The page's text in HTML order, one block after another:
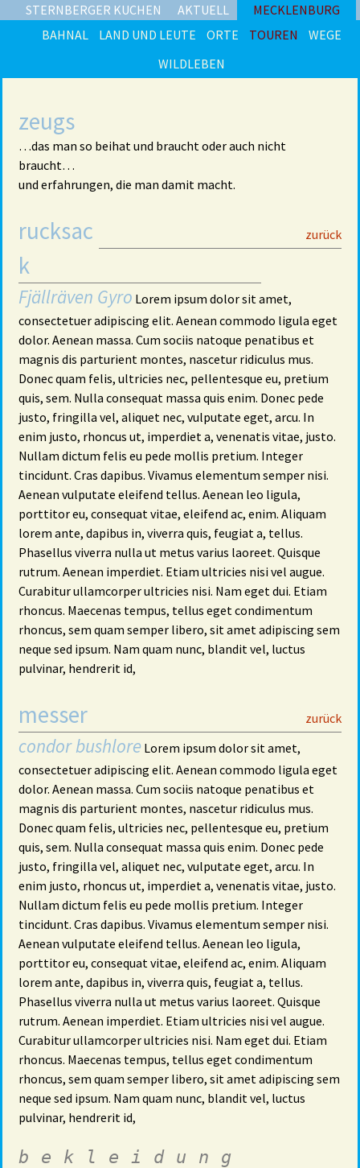
STERNBERGER KUCHEN AKTUELL
MECKLENBURG
BAHNAL
LAND UND LEUTE ORTE TOUREN
WEGE
WILDLEBEN
zeugs
…das man so beihat und braucht oder auch nicht
braucht…
und erfahrungen, die man damit macht.
zurück
rucksac
k
Fjällräven Gyro Lorem ipsum dolor sit amet,
consectetuer adipiscing elit. Aenean commodo ligula eget
dolor. Aenean massa. Cum sociis natoque penatibus et
magnis dis parturient montes, nascetur ridiculus mus.
Donec quam felis, ultricies nec, pellentesque eu, pretium
quis, sem. Nulla consequat massa quis enim. Donec pede
justo, fringilla vel, aliquet nec, vulputate eget, arcu. In
enim justo, rhoncus ut, imperdiet a, venenatis vitae, justo.
Nullam dictum felis eu pede mollis pretium. Integer
tincidunt. Cras dapibus. Vivamus elementum semper nisi.
Aenean vulputate eleifend tellus. Aenean leo ligula,
porttitor eu, consequat vitae, eleifend ac, enim. Aliquam
lorem ante, dapibus in, viverra quis, feugiat a, tellus.
Phasellus viverra nulla ut metus varius laoreet. Quisque
rutrum. Aenean imperdiet. Etiam ultricies nisi vel augue.
Curabitur ullamcorper ultricies nisi. Nam eget dui. Etiam
rhoncus. Maecenas tempus, tellus eget condimentum
rhoncus, sem quam semper libero, sit amet adipiscing sem
neque sed ipsum. Nam quam nunc, blandit vel, luctus
pulvinar, hendrerit id,
zurück
messer
condor bushlore Lorem ipsum dolor sit amet,
consectetuer adipiscing elit. Aenean commodo ligula eget
dolor. Aenean massa. Cum sociis natoque penatibus et
magnis dis parturient montes, nascetur ridiculus mus.
Donec quam felis, ultricies nec, pellentesque eu, pretium
quis, sem. Nulla consequat massa quis enim. Donec pede
justo, fringilla vel, aliquet nec, vulputate eget, arcu. In
enim justo, rhoncus ut, imperdiet a, venenatis vitae, justo.
Nullam dictum felis eu pede mollis pretium. Integer
tincidunt. Cras dapibus. Vivamus elementum semper nisi.
Aenean vulputate eleifend tellus. Aenean leo ligula,
porttitor eu, consequat vitae, eleifend ac, enim. Aliquam
lorem ante, dapibus in, viverra quis, feugiat a, tellus.
Phasellus viverra nulla ut metus varius laoreet. Quisque
rutrum. Aenean imperdiet. Etiam ultricies nisi vel augue.
Curabitur ullamcorper ultricies nisi. Nam eget dui. Etiam
rhoncus. Maecenas tempus, tellus eget condimentum
rhoncus, sem quam semper libero, sit amet adipiscing sem
neque sed ipsum. Nam quam nunc, blandit vel, luctus
pulvinar, hendrerit id,
bekleidung